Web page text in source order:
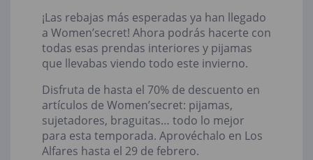
¡Las rebajas más esperadas ya han llegado
a Women’secret! Ahora podrás hacerte con
todas esas prendas interiores y pijamas
que llevabas viendo todo este invierno.
Disfruta de hasta el 70% de descuento en
artículos de Women’secret: pijamas,
sujetadores, braguitas… todo lo mejor
para esta temporada. Aprovéchalo en Los
Alfares hasta el 29 de febrero.